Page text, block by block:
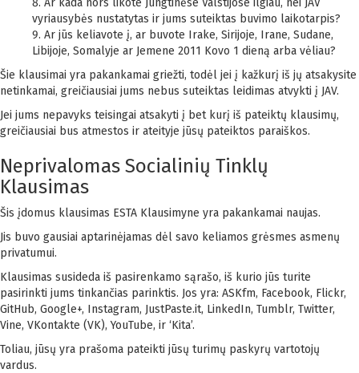
vyriausybės nustatytas ir jums suteiktas buvimo laikotarpis?
Ar jūs keliavote į, ar buvote Irake, Sirijoje, Irane, Sudane,
Libijoje, Somalyje ar Jemene 2011 Kovo 1 dieną arba vėliau?
Šie klausimai yra pakankamai griežti, todėl jei į kažkurį iš jų atsakysite
netinkamai, greičiausiai jums nebus suteiktas leidimas atvykti į JAV.
Jei jums nepavyks teisingai atsakyti į bet kurį iš pateiktų klausimų,
greičiausiai bus atmestos ir ateityje jūsų pateiktos paraiškos.
Neprivalomas Socialinių Tinklų
Klausimas
Šis įdomus klausimas ESTA Klausimyne yra pakankamai naujas.
Jis buvo gausiai aptarinėjamas dėl savo keliamos grėsmes asmenų
privatumui.
Klausimas susideda iš pasirenkamo sąrašo, iš kurio jūs turite
pasirinkti jums tinkančias parinktis. Jos yra: ASKfm, Facebook, Flickr,
GitHub, Google+, Instagram, JustPaste.it, LinkedIn, Tumblr, Twitter,
Vine, VKontakte (VK), YouTube, ir ‘Kita’.
Toliau, jūsų yra prašoma pateikti jūsų turimų paskyrų vartotojų
vardus.